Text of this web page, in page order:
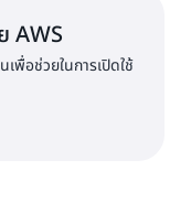
AWS
พื่อช่วยในการเปิดใช้